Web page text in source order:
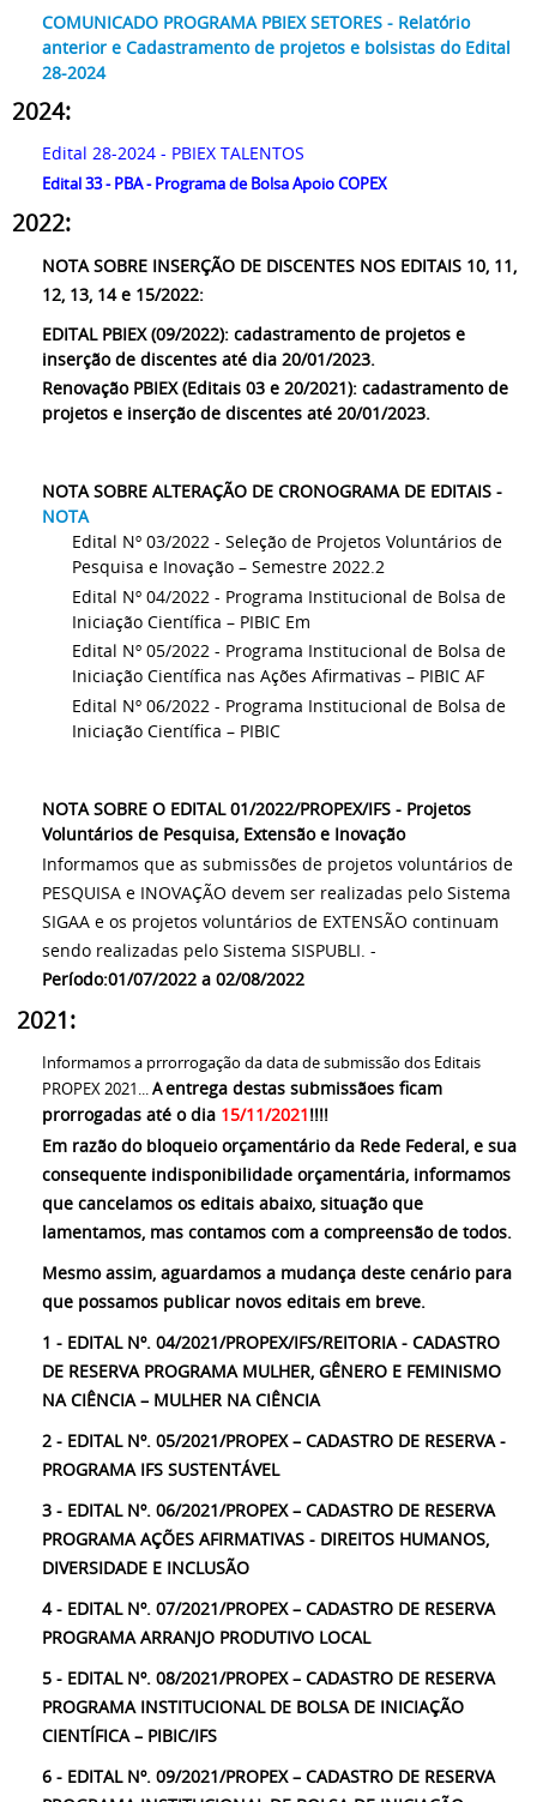
COMUNICADO PROGRAMA PBIEX SETORES - Relatório
anterior e Cadastramento de projetos e bolsistas do Edital
28-2024
2024:
Edital 28-2024 - PBIEX TALENTOS
Edital 33 - PBA - Programa de Bolsa Apoio COPEX
2022:
NOTA SOBRE INSERÇÃO DE DISCENTES NOS EDITAIS 10, 11,
12, 13, 14 e 15/2022:
EDITAL PBIEX (09/2022): cadastramento de projetos e
inserção de discentes até dia 20/01/2023.
Renovação PBIEX (Editais 03 e 20/2021): cadastramento de
projetos e inserção de discentes até 20/01/2023.
NOTA SOBRE ALTERAÇÃO DE CRONOGRAMA DE EDITAIS -
NOTA
Edital Nº 03/2022 - Seleção de Projetos Voluntários de
Pesquisa e Inovação – Semestre 2022.2
Edital Nº 04/2022 - Programa Institucional de Bolsa de
Iniciação Científica – PIBIC Em
Edital Nº 05/2022 - Programa Institucional de Bolsa de
Iniciação Científica nas Ações Afirmativas – PIBIC AF
Edital Nº 06/2022 - Programa Institucional de Bolsa de
Iniciação Científica – PIBIC
NOTA SOBRE O EDITAL 01/2022/PROPEX/IFS - Projetos
Voluntários de Pesquisa, Extensão e Inovação
Informamos que as submissões de projetos voluntários de
PESQUISA e INOVAÇÃO devem ser realizadas pelo Sistema
SIGAA e os projetos voluntários de EXTENSÃO continuam
sendo realizadas pelo Sistema SISPUBLI. -
Período:01/07/2022 a 02/08/2022
2021:
Informamos a prrorrogação da data de submissão dos Editais
PROPEX 2021...Aentrega destas submissãoes ficam
prorrogadas até o dia 15/11/2021!!!!
Em razão do bloqueio orçamentário da Rede Federal, e sua
consequente indisponibilidade orçamentária, informamos
que cancelamos os editais abaixo, situação que
lamentamos, mas contamos com a compreensão de todos.
Mesmo assim, aguardamos a mudança deste cenário para
que possamos publicar novos editais em breve.
1 - EDITAL Nº. 04/2021/PROPEX/IFS/REITORIA - CADASTRO
DE RESERVA PROGRAMA MULHER, GÊNERO E FEMINISMO
NA CIÊNCIA – MULHER NA CIÊNCIA
2 - EDITAL Nº. 05/2021/PROPEX – CADASTRO DE RESERVA -
PROGRAMA IFS SUSTENTÁVEL
3 - EDITAL Nº. 06/2021/PROPEX – CADASTRO DE RESERVA
PROGRAMA AÇÕES AFIRMATIVAS - DIREITOS HUMANOS,
DIVERSIDADE E INCLUSÃO
4 - EDITAL Nº. 07/2021/PROPEX – CADASTRO DE RESERVA
PROGRAMA ARRANJO PRODUTIVO LOCAL
5 - EDITAL Nº. 08/2021/PROPEX – CADASTRO DE RESERVA
PROGRAMA INSTITUCIONAL DE BOLSA DE INICIAÇÃO
CIENTÍFICA – PIBIC/IFS
6 - EDITAL Nº. 09/2021/PROPEX – CADASTRO DE RESERVA